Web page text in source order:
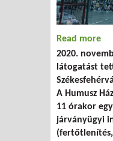
Read more
2020.
látogatást
A Humusz
11 órakor
járványügyi